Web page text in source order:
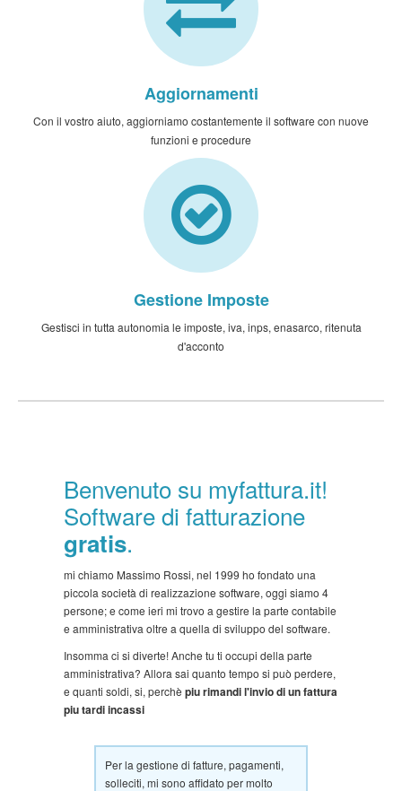
Aggiornamenti
Con il vostro aiuto, aggiorniamo costantemente il software con nuove
funzioni e procedure
Gestione Imposte
Gestisci in tutta autonomia le imposte, iva, inps, enasarco, ritenuta
d'acconto
Benvenuto su myfattura.it!
Software di fatturazione
gratis.
mi chiamo Massimo Rossi, nel 1999 ho fondato una
piccola società di realizzazione software, oggi siamo 4
persone; e come ieri mi trovo a gestire la parte contabile
e amministrativa oltre a quella di sviluppo del software.
Insomma ci si diverte! Anche tu ti occupi della parte
amministrativa? Allora sai quanto tempo si può perdere,
e quanti soldi, si, perchè piu rimandi l'invio di un fattura
piu tardi incassi
Per la gestione di fatture, pagamenti,
solleciti, mi sono affidato per molto